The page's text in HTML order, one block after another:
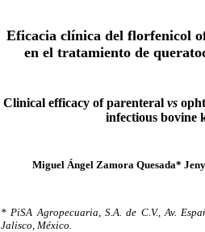
Eficacia clínica del florfenicol
en el tratamiento de
Clinical efficacy of parenteral vs
infectious bovine
Miguel Ángel Zamora Quesada*
* PiSA Agropecuaria, S.A. de C.V., Av.
Jalisco, México.